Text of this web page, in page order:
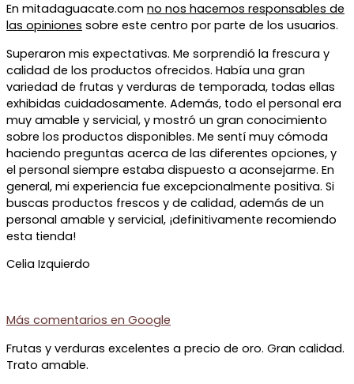
En mitadaguacate.com no nos hacemos responsables de
las opiniones sobre este centro por parte de los usuarios.
Superaron mis expectativas. Me sorprendió la frescura y
calidad de los productos ofrecidos. Había una gran
variedad de frutas y verduras de temporada, todas ellas
exhibidas cuidadosamente. Además, todo el personal era
muy amable y servicial, y mostró un gran conocimiento
sobre los productos disponibles. Me sentí muy cómoda
haciendo preguntas acerca de las diferentes opciones, y
el personal siempre estaba dispuesto a aconsejarme. En
general, mi experiencia fue excepcionalmente positiva. Si
buscas productos frescos y de calidad, además de un
personal amable y servicial, ¡definitivamente recomiendo
esta tienda!
Celia Izquierdo
Más comentarios en Google
Frutas y verduras excelentes a precio de oro. Gran calidad.
Trato amable.